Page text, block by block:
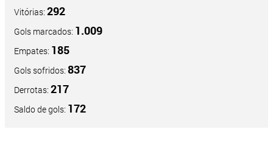
Vitórias: 292
Gols marcados: 1.009
Empates: 185
Gols sofridos: 837
Derrotas: 217
Saldo de gols: 172